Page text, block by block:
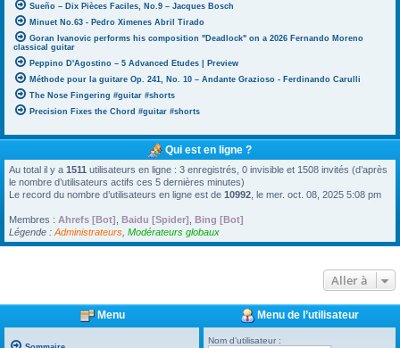
Sueño – Dix Pièces Faciles, No.9 – Jacques Bosch
Minuet No.63 - Pedro Ximenes Abril Tirado
Goran Ivanovic performs his composition "Deadlock" on a 2026 Fernando Moreno
classical guitar
Peppino D'Agostino – 5 Advanced Etudes | Preview
Méthode pour la guitare Op. 241, No. 10 – Andante Grazioso - Ferdinando Carulli
The Nose Fingering #guitar #shorts
Precision Fixes the Chord #guitar #shorts
Qui est en ligne ?
Au total il y a 1511 utilisateurs en ligne : 3 enregistrés, 0 invisible et 1508 invités (d’après
le nombre d’utilisateurs actifs ces 5 dernières minutes)
Le record du nombre d’utilisateurs en ligne est de 10992 , le mer. oct. 08, 2025 5:08 pm
Membres : Ahrefs [Bot] Baidu [Spider] Bing [Bot]
Légende : Administrateurs Modérateurs globaux
Aller à
Menu Menu de l’utilisateur
Nom d’utilisateur :